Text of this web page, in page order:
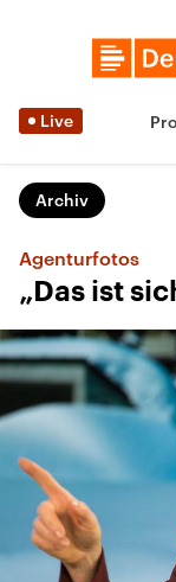
Live
Archiv
Agenturfotos
„Das ist